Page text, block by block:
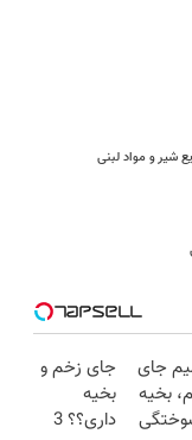
جای
بخیه
جای زخم و
بخیه
داری؟؟ 3